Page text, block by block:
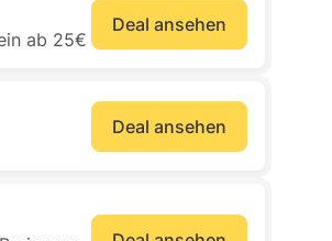
ab 25€
Deal ansehen
Deal ansehen